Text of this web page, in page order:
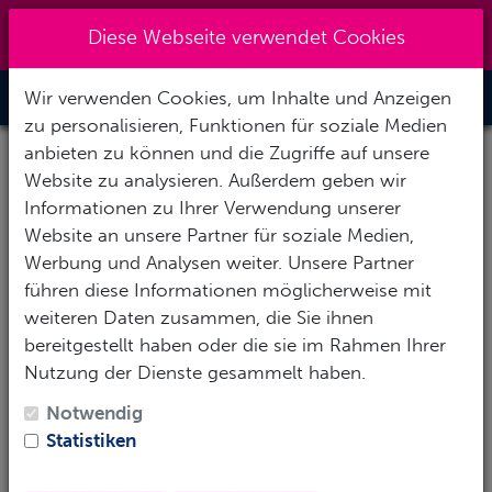
info@abenteuertauchen.de
Toggle
SSI- Specialty Kurs: Tauchen mit
Nitrox
"Hast Du jemals davon geträumt, längere Nullzeiten
zu haben, um zu fotografieren oder Wracks
erforschen zu können? Oder möchtest Du vielleicht
mehr Sicherheit in Bezug auf die Dekompression
Diese Webseite verwendet Cookies
Wir verwenden Cookies, um Inhalte und Anzeigen
zu personalisieren, Funktionen für soziale Medien
anbieten zu können und die Zugriffe auf unsere
Website zu analysieren. Außerdem geben wir
Informationen zu Ihrer Verwendung unserer
Website an unsere Partner für soziale Medien,
Werbung und Analysen weiter. Unsere Partner
führen diese Informationen möglicherweise mit
weiteren Daten zusammen, die Sie ihnen
bereitgestellt haben oder die sie im Rahmen Ihrer
Nutzung der Dienste gesammelt haben.
Notwendig
Statistiken